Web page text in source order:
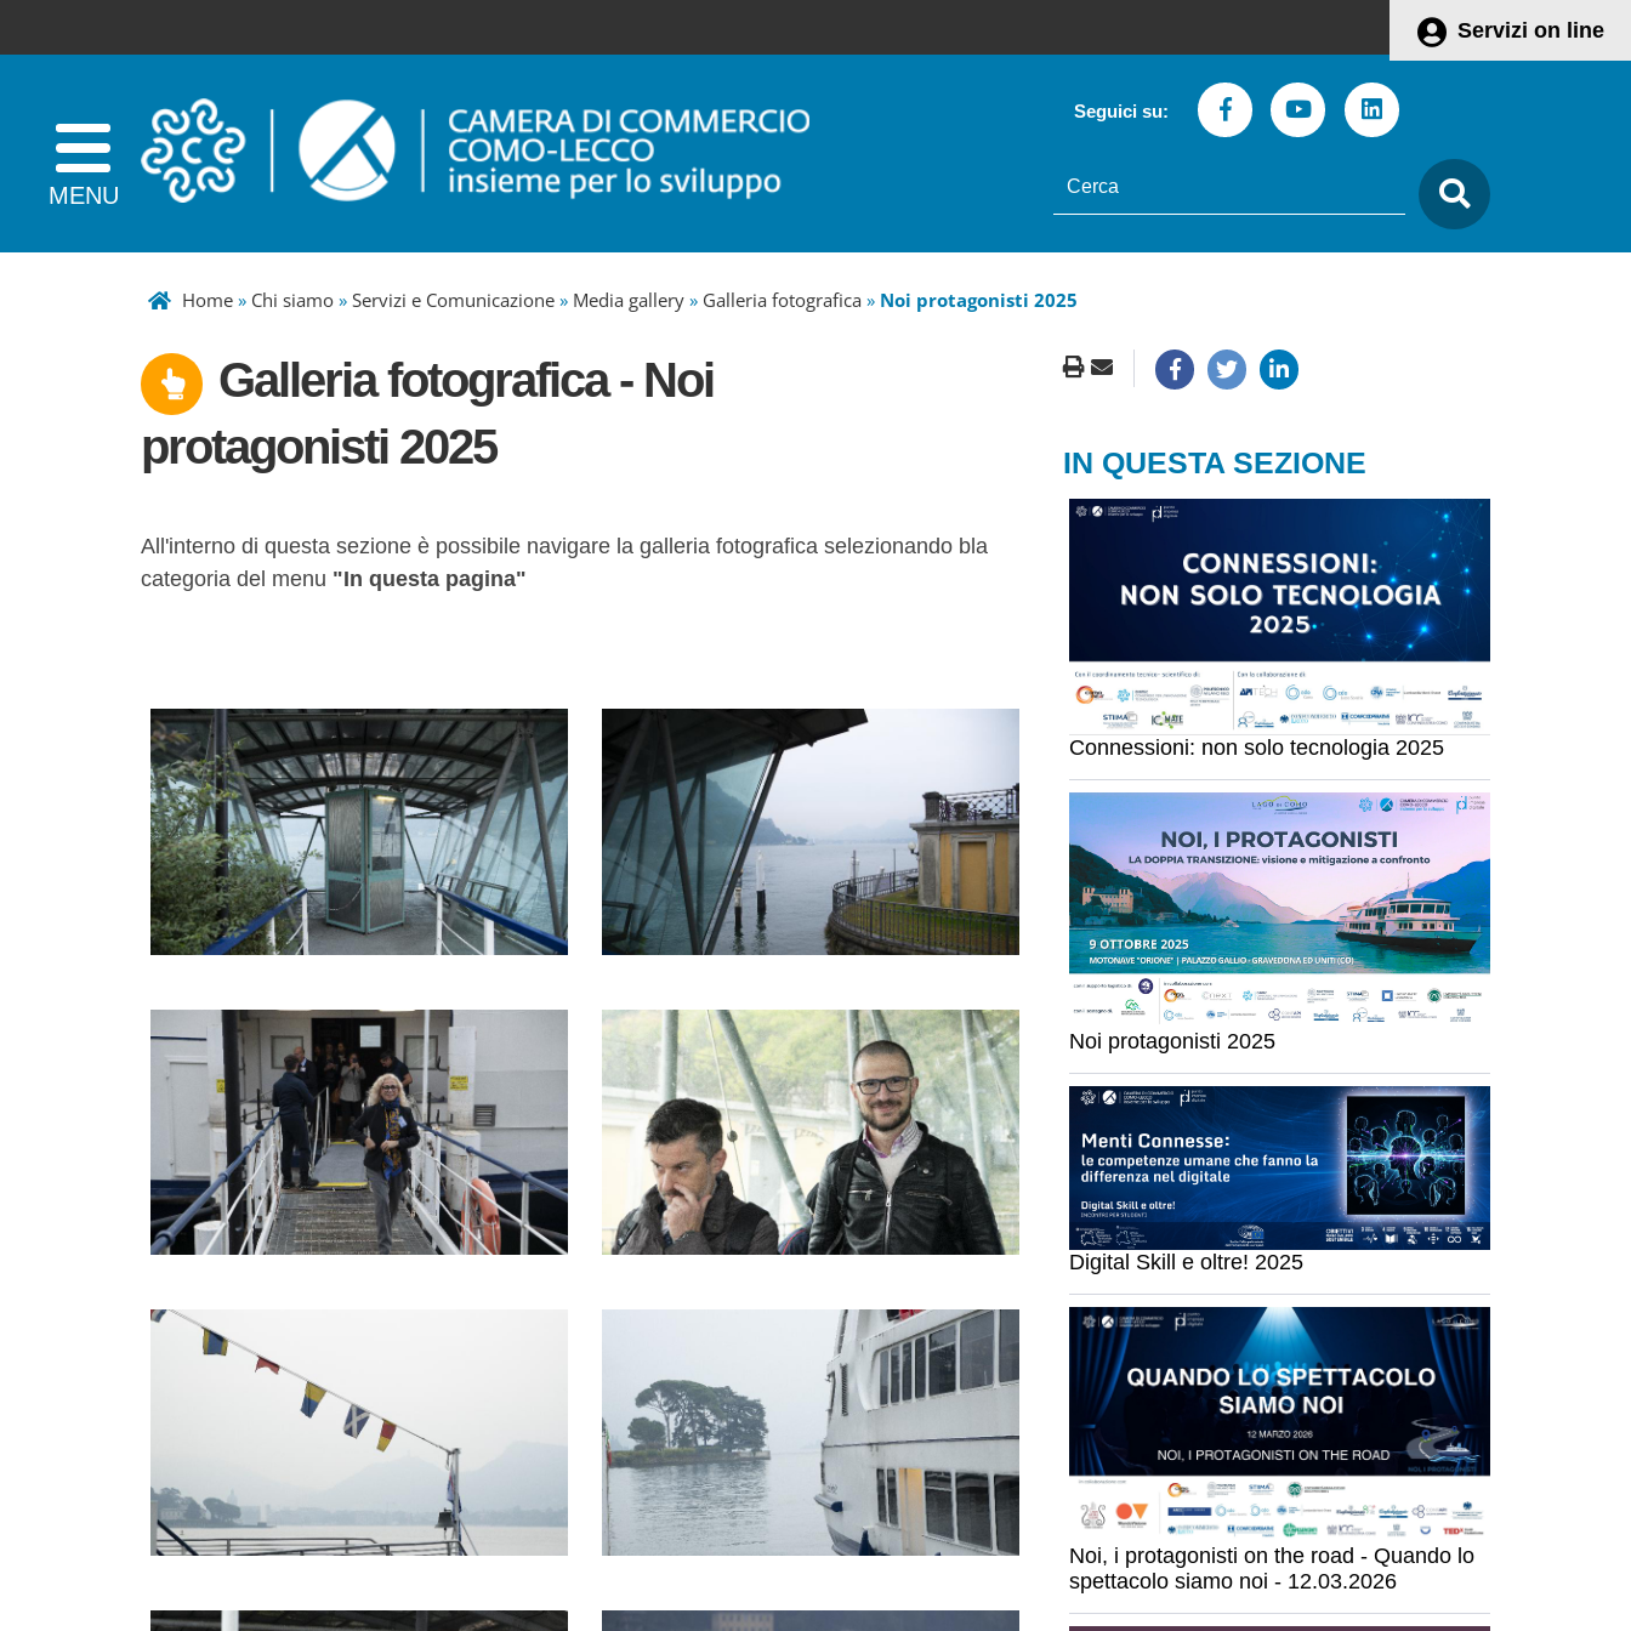
Servizi on line
Seguici su: FacebookYoutubeLinkedin
testo
da
cercare
Home» Chi siamo» Servizi e Comunicazione» Media gallery» Galleria fotografica » Noi protagonisti 2025
Galleria fotografica - Noi
protagonisti 2025
All'interno di questa sezione è possibile navigare la galleria fotografica selezionando bla
categoria del menu "In questa pagina"
IN QUESTA SEZIONE
Connessioni: non solo tecnologia 2025
Noi protagonisti 2025
Digital Skill e oltre! 2025
Noi, i protagonisti on the road - Quando lo
spettacolo siamo noi - 12.03.2026